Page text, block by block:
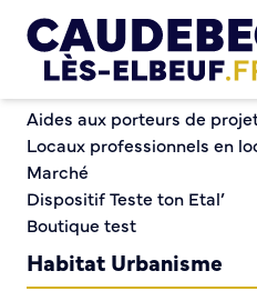
Trouver un service
des commerces
Annuaire des
commerces
Chèques-cadeaux
Aides aux porteurs de
Locaux professionnels en
Marché
Dispositif Teste ton Etal’
Boutique test
Habitat Urbanisme